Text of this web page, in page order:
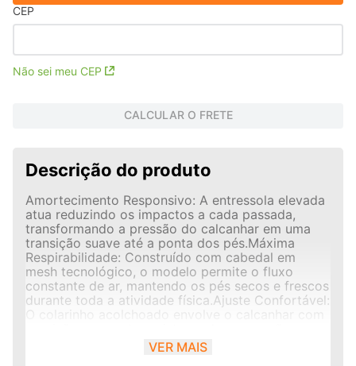
CEP
Não sei meu CEP
CALCULAR O FRETE
Descrição do produto
Amortecimento Responsivo: A entressola elevada
atua reduzindo os impactos a cada passada,
transformando a pressão do calcanhar em uma
transição suave até a ponta dos pés.Máxima
Respirabilidade: Construído com cabedal em
mesh tecnológico, o modelo permite o fluxo
constante de ar, mantendo os pés secos e frescos
durante toda a atividade física.Ajuste Confortável:
simétrico garante firmeza e estabilidade nas
passadas.Solado de Alta Tração: A base
VER MAIS